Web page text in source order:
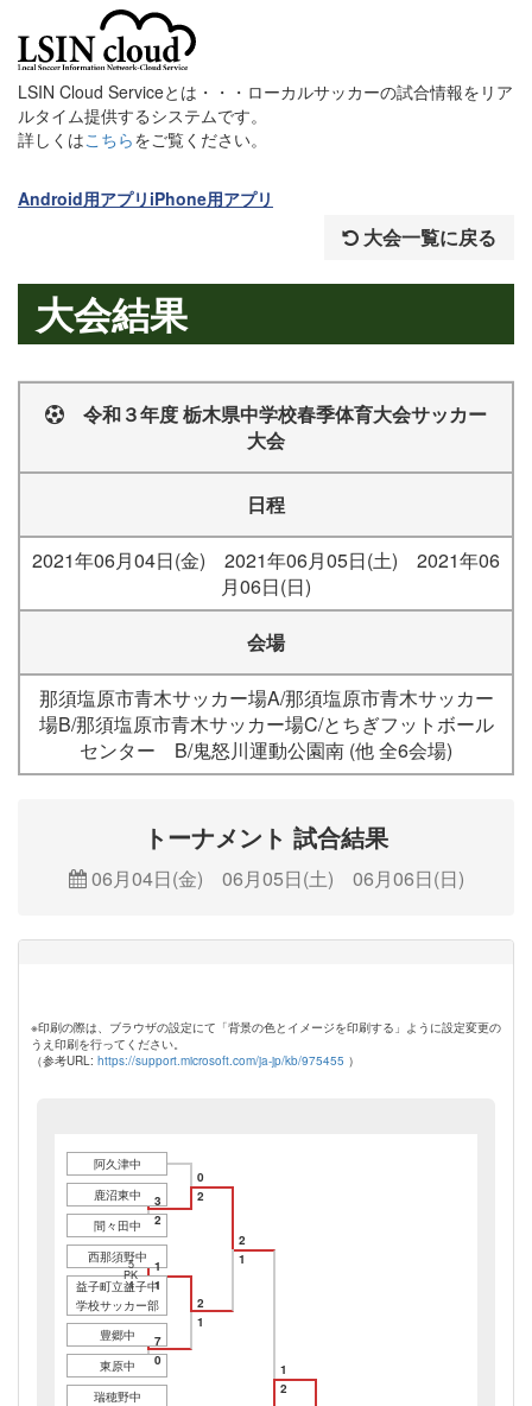
LSIN Cloud Serviceとは・・・ローカルサッカーの試合情報をリア
ルタイム提供するシステムです。
詳しくはこちらをご覧ください。
Android用アプリ iPhone用アプリ
大会一覧に戻る
大会結果
令和３年度 栃木県中学校春季体育大会サッカー
大会
日程
2021年06月04日(金) 2021年06月05日(土) 2021年06
月06日(日)
会場
那須塩原市青木サッカー場A/那須塩原市青木サッカー
場B/那須塩原市青木サッカー場C/とちぎフットボール
センター B/鬼怒川運動公園南 (他 全6会場)
トーナメント 試合結果
06月04日(金) 06月05日(土) 06月06日(日)
※印刷の際は、ブラウザの設定にて「背景の色とイメージを印刷する」ように設定変更の
うえ印刷を行ってください。
（参考URL: https://support.microsoft.com/ja-jp/kb/975455 ）
阿久津中
0
鹿沼東中
3
間々田中
2
2
2
西那須野中
1
PK
5
益子町立益子中
学校サッカー部
1
4
2
豊郷中
7
東原中
0
1
1
1
瑞穂野中
2